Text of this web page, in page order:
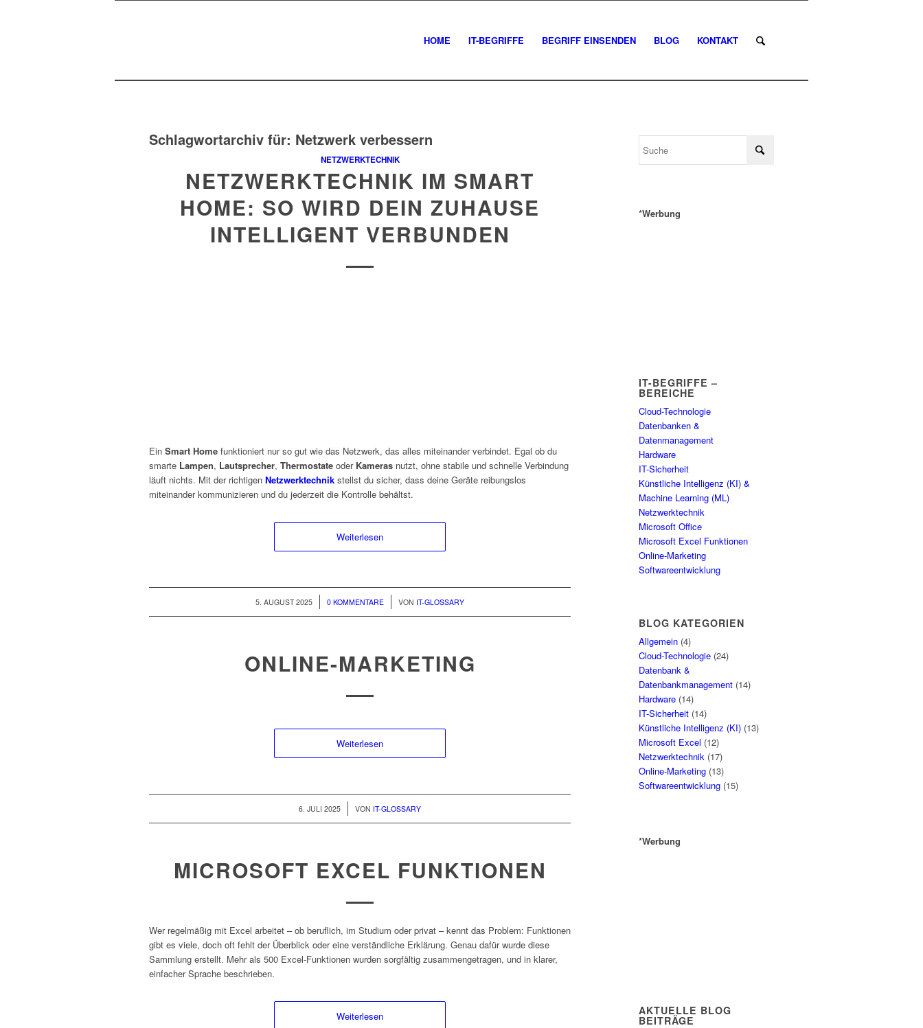
HOME IT-BEGRIFFE BEGRIFF EINSENDEN BLOG KONTAKT
Schlagwortarchiv für: Netzwerk verbessern
NETZWERKTECHNIK
NETZWERKTECHNIK IM SMART
HOME: SO WIRD DEIN ZUHAUSE
INTELLIGENT VERBUNDEN
Ein Smart Home funktioniert nur so gut wie das Netzwerk, das alles miteinander verbindet. Egal ob du
smarte Lampen, Lautsprecher, Thermostate oder Kameras nutzt, ohne stabile und schnelle Verbindung
läuft nichts. Mit der richtigen Netzwerktechnik stellst du sicher, dass deine Geräte reibungslos
miteinander kommunizieren und du jederzeit die Kontrolle behältst.
Weiterlesen
5. AUGUST 2025
/ 0 KOMMENTARE
/ VON IT-GLOSSARY
ONLINE-MARKETING
Weiterlesen
6. JULI 2025
/ VON IT-GLOSSARY
MICROSOFT EXCEL FUNKTIONEN
Wer regelmäßig mit Excel arbeitet – ob beruflich, im Studium oder privat – kennt das Problem: Funktionen
gibt es viele, doch oft fehlt der Überblick oder eine verständliche Erklärung. Genau dafür wurde diese
Sammlung erstellt. Mehr als 500 Excel-Funktionen wurden sorgfältig zusammengetragen, und in klarer,
einfacher Sprache beschrieben.
Weiterlesen
*Werbung
IT-BEGRIFFE –
BEREICHE
Cloud-Technologie
Datenbanken &
Datenmanagement
Hardware
IT-Sicherheit
Künstliche Intelligenz (KI) &
Machine Learning (ML)
Netzwerktechnik
Microsoft Office
Microsoft Excel Funktionen
Online-Marketing
Softwareentwicklung
BLOG KATEGORIEN
Allgemein (4)
Cloud-Technologie (24)
Datenbank &
Datenbankmanagement (14)
Hardware (14)
IT-Sicherheit (14)
Künstliche Intelligenz (KI) (13)
Microsoft Excel (12)
Netzwerktechnik (17)
Online-Marketing (13)
Softwareentwicklung (15)
*Werbung
AKTUELLE BLOG
BEITRÄGE